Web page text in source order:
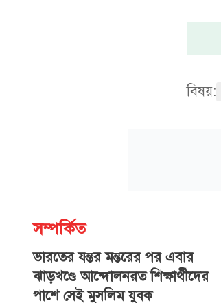
বিষয়:
সম্পর্কিত
ভারতের যন্তর মন্তরের পর এবার
ঝাড়খণ্ডে আন্দোলনরত শিক্ষার্থীদের
পাশে সেই মুসলিম যুবক